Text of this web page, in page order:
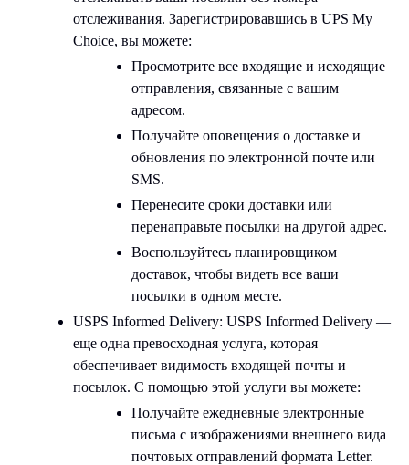
отслеживания. Зарегистрировавшись в UPS My
Choice, вы можете:
Просмотрите все входящие и исходящие
отправления, связанные с вашим
адресом.
Получайте оповещения о доставке и
обновления по электронной почте или
SMS.
Перенесите сроки доставки или
перенаправьте посылки на другой адрес.
Воспользуйтесь планировщиком
доставок, чтобы видеть все ваши
посылки в одном месте.
USPS Informed Delivery: USPS Informed Delivery —
еще одна превосходная услуга, которая
обеспечивает видимость входящей почты и
посылок. С помощью этой услуги вы можете:
Получайте ежедневные электронные
письма с изображениями внешнего вида
почтовых отправлений формата Letter.